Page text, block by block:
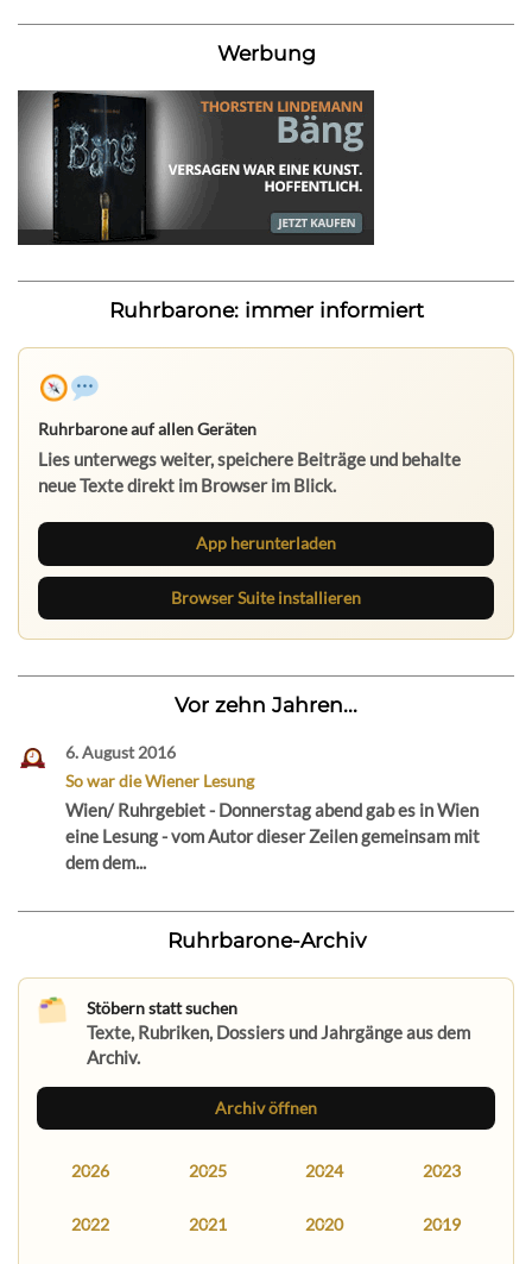
Werbung
Ruhrbarone: immer informiert
Ruhrbarone auf allen Geräten
Lies unterwegs weiter, speichere Beiträge und behalte
neue Texte direkt im Browser im Blick.
App herunterladen
Browser Suite installieren
Vor zehn Jahren...
6. August 2016
So war die Wiener Lesung
Wien/ Ruhrgebiet - Donnerstag abend gab es in Wien
eine Lesung - vom Autor dieser Zeilen gemeinsam mit
dem dem...
Ruhrbarone-Archiv
Stöbern statt suchen
Texte, Rubriken, Dossiers und Jahrgänge aus dem
Archiv.
Archiv öffnen
2026 2025 2024 2023
2022 2021 2020 2019